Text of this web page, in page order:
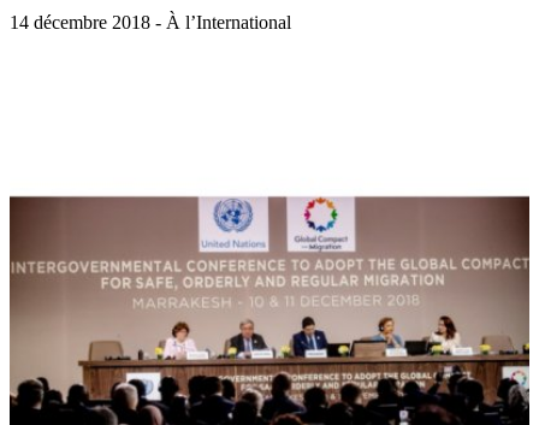
14 décembre 2018 - À l’International